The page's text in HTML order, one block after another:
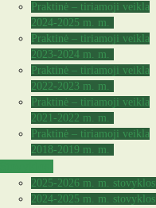
Praktinė – tiriamoji veikla
2024-2025 m. m.
Praktinė – tiriamoji veikla
2023-2024 m. m.
Praktinė – tiriamoji veikla
2022-2023 m. m.
Praktinė – tiriamoji veikla
2021-2022 m. m.
Praktinė – tiriamoji veikla
2018-2019 m. m.
2025-2026 m. m. stovyklos
2024-2025 m. m. stovyklos